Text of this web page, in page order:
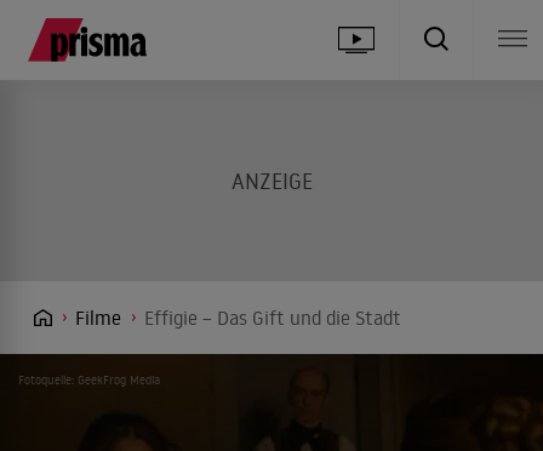
Filme Effigie – Das Gift und die Stadt
Fotoquelle: GeekFrog Media